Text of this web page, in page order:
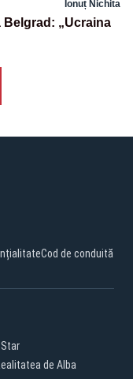
Ionuț Nichita
„Ucraina
Cod de conduită
de Alba